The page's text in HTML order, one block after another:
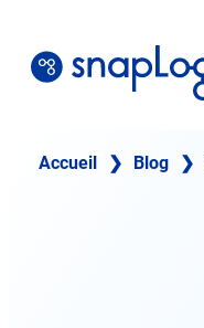
content
Accueil ❯ Blog ❯